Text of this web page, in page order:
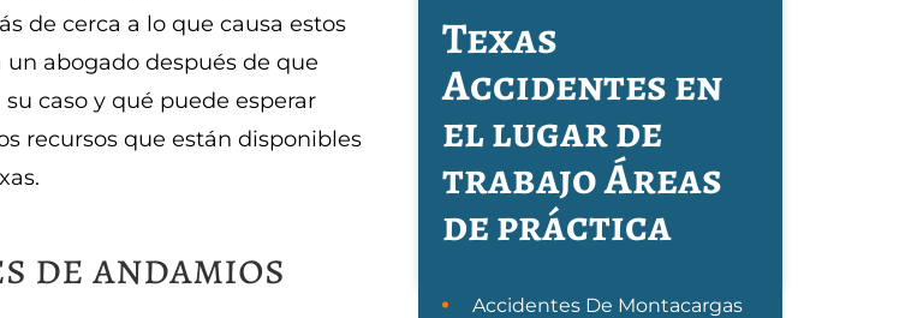
de cerca a lo que causa estos
abogado después de que
caso y qué puede esperar
recursos que están disponibles
de andamios
Texas
Accidentes en
el lugar de
trabajoÁreas
de práctica
Accidentes De Montacargas